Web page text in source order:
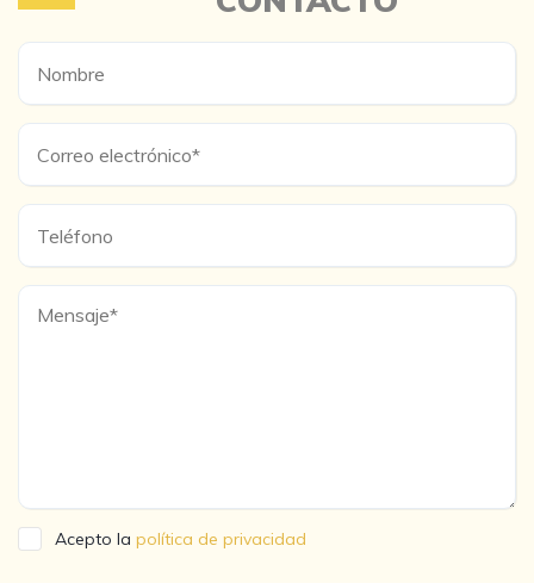
Acepto la política de privacidad